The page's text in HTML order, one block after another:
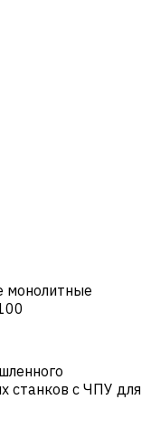
монолитные
станков с ЧПУ для